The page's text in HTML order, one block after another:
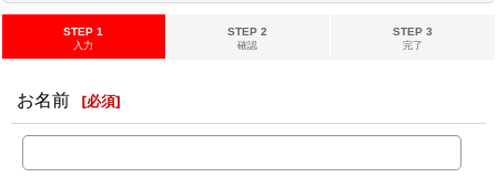
STEP 1
入力
STEP 2
確認
STEP 3
完了
お名前 [必須]